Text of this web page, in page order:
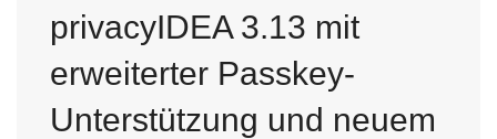
privacyIDEA 3.13 mit
erweiterter Passkey-
Unterstützung und neuem